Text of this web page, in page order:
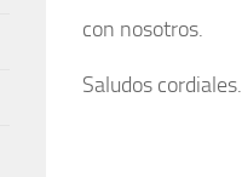
con nosotros.
Saludos cordiales.